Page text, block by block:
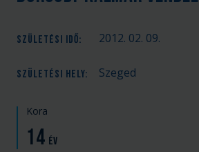
SZÜLETÉSI IDŐ: 2012. 02. 09.
SZÜLETÉSI HELY: Szeged
Kora
14 év